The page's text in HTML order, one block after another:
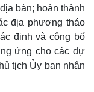
bàn; hoàn thành
địa phương tháo
định và công bố
ứng cho các dự
tịch Ủy ban nhân